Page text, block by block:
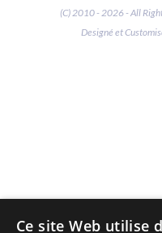
(C) 2010 - 2026 - All
Designé et
Ce site Web utilise